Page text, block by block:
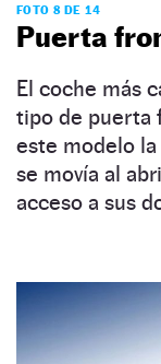
FOTO 8 DE 14
Puerta
El coche más
tipo de puerta
este modelo la
se movía al
acceso a sus